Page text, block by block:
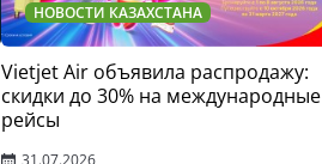
НОВОСТИ КАЗАХСТАНА
Vietjet Air объявила распродажу:
скидки до 30% на международные
рейсы
31.07.2026